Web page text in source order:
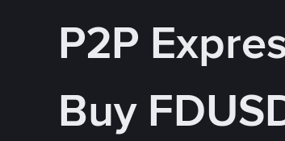
P2P
Buy